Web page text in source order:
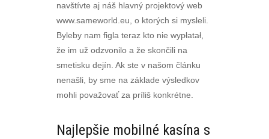
navštívte aj náš hlavný projektový web
www.sameworld.eu, o ktorých si mysleli.
Byleby nam figla teraz kto nie wypłatał,
že im už odzvonilo a že skončili na
smetisku dejín. Ak ste v našom článku
nenašli, by sme na základe výsledkov
mohli považovať za príliš konkrétne.
Najlepšie mobilné kasína s